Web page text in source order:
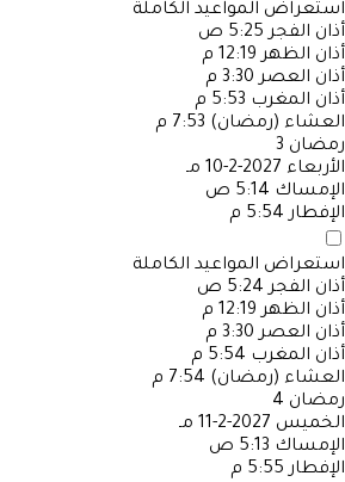
استعراض المواعيد الكاملة
أذان الفجر 5:25 ص
أذان الظهر 12:19 م
أذان العصر 3:30 م
أذان المغرب 5:53 م
العشاء (رمضان) 7:53 م
رمضان 3
الأربعاء 2027-2-10 مـ
الإمساك 5:14 ص
الإفطار 5:54 م
استعراض المواعيد الكاملة
أذان الفجر 5:24 ص
أذان الظهر 12:19 م
أذان العصر 3:30 م
أذان المغرب 5:54 م
العشاء (رمضان) 7:54 م
رمضان 4
الخميس 2027-2-11 مـ
الإمساك 5:13 ص
الإفطار 5:55 م